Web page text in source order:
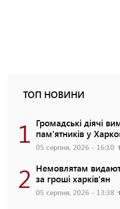
ТОП НОВИНИ
1 Громадські діячі
пам'ятників у
05 серпня, 2026 - 16:10
2 Немовлятам
за гроші харків'ян
05 серпня, 2026 - 13:38